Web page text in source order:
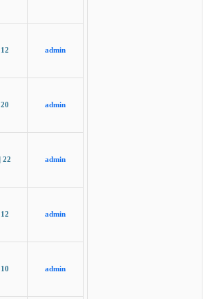
12 admin
20 admin
22 admin
12 admin
10 admin